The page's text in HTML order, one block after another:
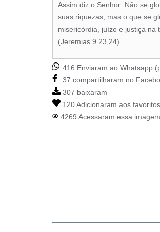
Assim diz o Senhor: Não se
suas riquezas; mas o que se
misericórdia, juízo e justiça na
(Jeremias 9.23,24)
416 Enviaram ao Whatsapp
37 compartilharam no
307 baixaram
120 Adicionaram aos
4269 Acessaram essa imagem